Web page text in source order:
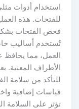
أدوات مثلى تقليل
هذه العملية
الفتحات بشكل دوري
أساليب خاصة
مما يحافظ على
المعنية. بعد
من سلامة
إضافية
على السلامة